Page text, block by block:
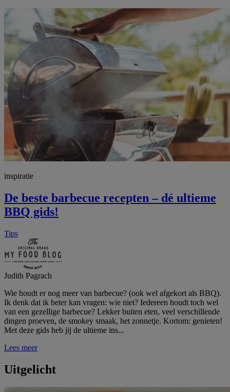
inspiratie
De beste barbecue recepten – dé ultieme
BBQ gids!
Tips
Judith Pagrach
Wie houdt er nog meer van barbecue? (ook wel afgekort als BBQ).
Ik denk dat ik beter kan vragen: wie niet? Iedereen houdt toch wel
van een gezellige barbecue? Lekker buiten eten, veel verschillende
dingen proeven, de smokey smaak, het zonnetje. Kortom: genieten!
Met deze gids heb jij de ultieme ins...
Lees meer
Uitgelicht